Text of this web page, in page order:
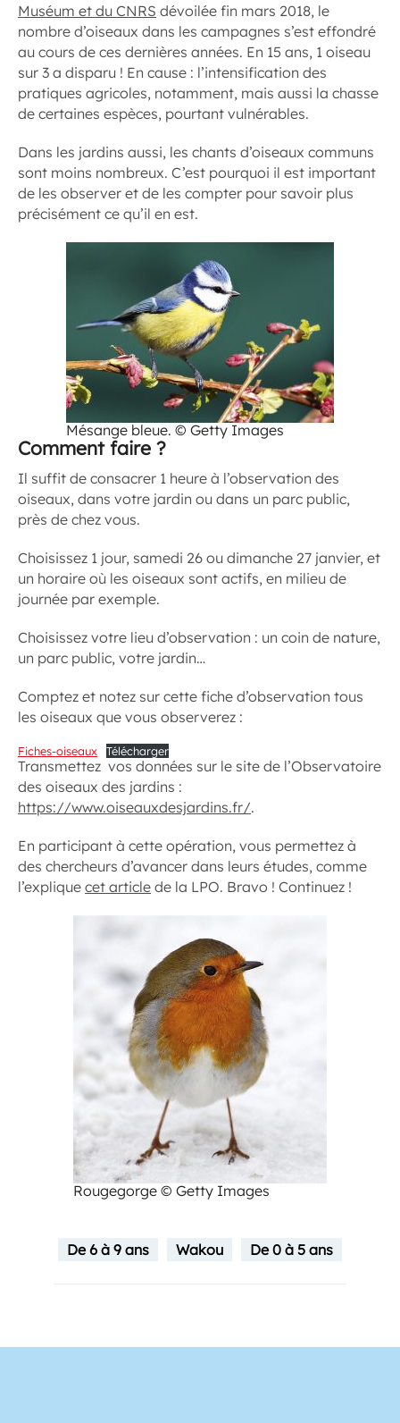
Muséum et du CNRS dévoilée fin mars 2018, le
nombre d’oiseaux dans les campagnes s’est effondré
au cours de ces dernières années. En 15 ans, 1 oiseau
sur 3 a disparu ! En cause : l’intensification des
pratiques agricoles, notamment, mais aussi la chasse
de certaines espèces, pourtant vulnérables.
Dans les jardins aussi, les chants d’oiseaux communs
sont moins nombreux. C’est pourquoi il est important
de les observer et de les compter pour savoir plus
précisément ce qu’il en est.
Mésange bleue. © Getty Images
Comment faire ?
Il suffit de consacrer 1 heure à l’observation des
oiseaux, dans votre jardin ou dans un parc public,
près de chez vous.
Choisissez 1 jour, samedi 26 ou dimanche 27 janvier, et
un horaire où les oiseaux sont actifs, en milieu de
journée par exemple.
Choisissez votre lieu d’observation : un coin de nature,
un parc public, votre jardin…
Comptez et notez sur cette fiche d’observation tous
les oiseaux que vous observerez :
Fiches-oiseaux Télécharger
Transmettez vos données sur le site de l’Observatoire
des oiseaux des jardins :
https://www.oiseauxdesjardins.fr/.
En participant à cette opération, vous permettez à
des chercheurs d’avancer dans leurs études, comme
l’explique cet article de la LPO. Bravo ! Continuez !
Rougegorge © Getty Images
De 6 à 9 ans Wakou De 0 à 5 ans